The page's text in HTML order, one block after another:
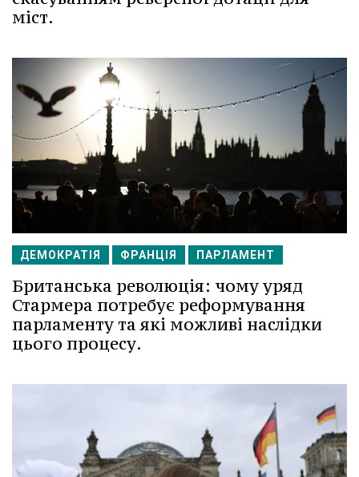
міст.
ДЕМОКРАТІЯ ФРАНЦІЯ ПАРЛАМЕНТ
Британська революція: чому уряд
Стармера потребує реформування
парламенту та які можливі наслідки
цього процесу.